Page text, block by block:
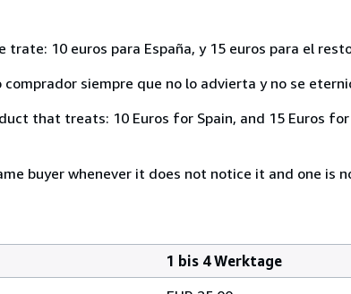
10 euros para España, y 15 euros para el
siempre que no lo advierta y no se
that treats: 10 Euros for Spain, and 15 Euros
buyer whenever it does not notice it and one is
1 bis 4 Werktage